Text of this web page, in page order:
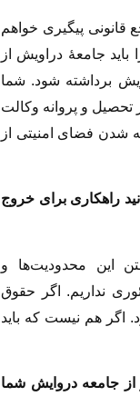
قانونی پیگیری خواهم
جامعهٔ دراویش از
برداشته شود. شما
و پروانه وکالت
شدن فضای امنیتی از
راهکاری برای خروج
این محدودیت‌ها و
نداریم. اگر حقوق
اگر هم نیست که باید
جامعه دروایش شما